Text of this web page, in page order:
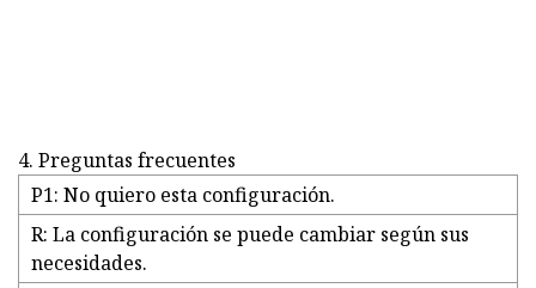
4. Preguntas frecuentes
P1: No quiero esta configuración.
R: La configuración se puede cambiar según sus
necesidades.